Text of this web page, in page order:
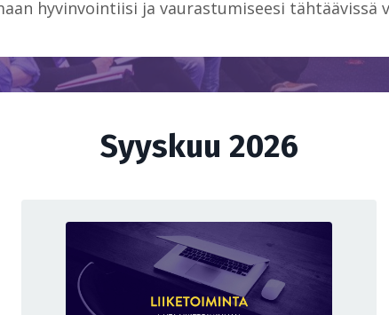
hyvinvointiisi ja vaurastumiseesi tähtäävissä
Syyskuu 2026